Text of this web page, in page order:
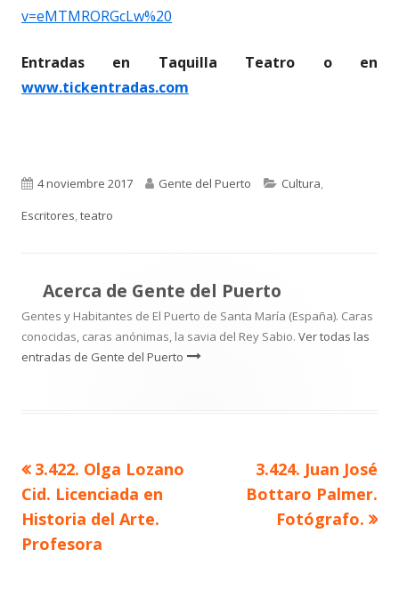
v=eMTMRORGcLw%20
Entradas en Taquilla Teatro o en
www.tickentradas.com
Publicado
el
4 noviembre 2017 Autor
Gente del Puerto Categorías
Cultura,
Escritores,teatro
Acerca de Gente del Puerto
Gentes y Habitantes de El Puerto de Santa María (España). Caras
conocidas, caras anónimas, la savia del Rey Sabio. Ver todas las
entradas de Gente del Puerto
Navegación
de
entradas
Artículo
anterior
3.422. Olga Lozano
Cid. Licenciada en
Historia del Arte.
Profesora
Artículo
siguiente
3.424. Juan José
Bottaro Palmer.
Fotógrafo.